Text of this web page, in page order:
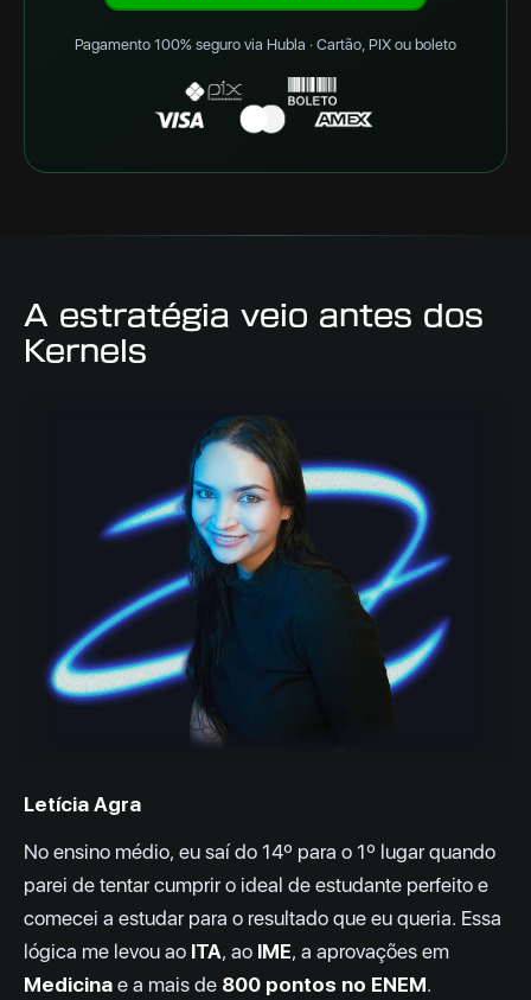
Pagamento 100% seguro via Hubla · Cartão, PIX ou boleto
A estratégia veio antes dos
Kernels
Letícia Agra
No ensino médio, eu saí do 14º para o 1º lugar quando
parei de tentar cumprir o ideal de estudante perfeito e
comecei a estudar para o resultado que eu queria. Essa
lógica me levou ao ITA, ao IME, a aprovações em
Medicina e a mais de 800 pontos no ENEM.